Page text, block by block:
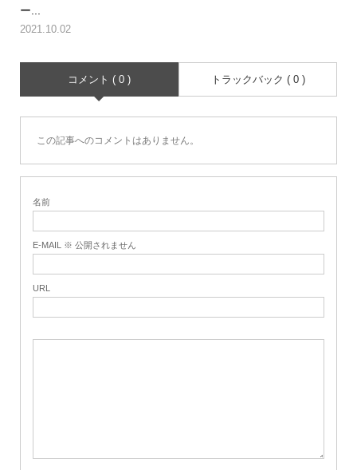
ー...
2021.10.02
コメント ( 0 ) トラックバック ( 0 )
この記事へのコメントはありません。
名前
E-MAIL ※ 公開されません
URL